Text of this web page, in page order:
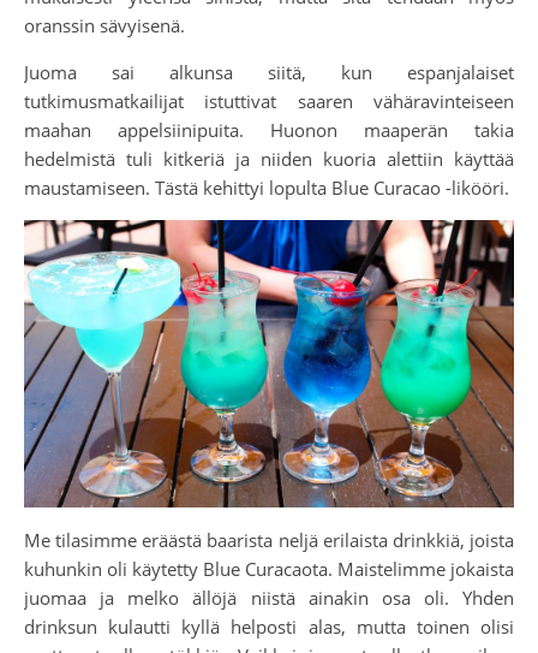
oranssin sävyisenä.
Juoma sai alkunsa siitä, kun espanjalaiset
tutkimusmatkailijat istuttivat saaren vähäravinteiseen
maahan appelsiinipuita. Huonon maaperän takia
hedelmistä tuli kitkeriä ja niiden kuoria alettiin käyttää
maustamiseen. Tästä kehittyi lopulta Blue Curacao -likööri.
Me tilasimme eräästä baarista neljä erilaista drinkkiä, joista
kuhunkin oli käytetty Blue Curacaota. Maistelimme jokaista
juomaa ja melko ällöjä niistä ainakin osa oli. Yhden
drinksun kulautti kyllä helposti alas, mutta toinen olisi